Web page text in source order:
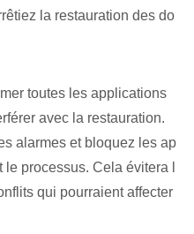
la restauration des do
toutes les applications
avec la restauration.
alarmes et bloquez les ap
processus. Cela évitera l
qui pourraient affecter